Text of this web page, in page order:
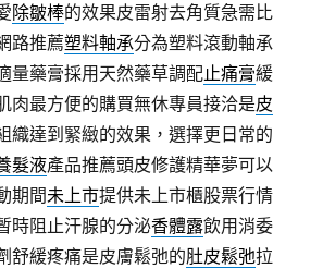
除皺棒的效果皮雷射去角質急需比
路推薦塑料軸承分為塑料滾動軸承
量藥膏採用天然藥草調配止痛膏緩
肉最方便的購買無休專員接洽是皮
織達到緊緻的效果，選擇更日常的
髮液產品推薦頭皮修護精華夢可以
期間未上市提供未上市櫃股票行情
時阻止汗腺的分泌香體露飲用消委
舒緩疼痛是皮膚鬆弛的肚皮鬆弛拉